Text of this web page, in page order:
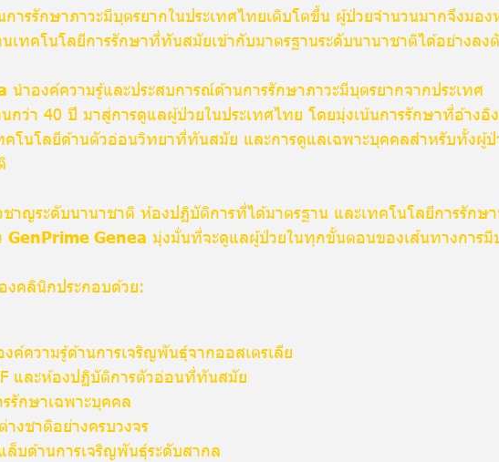
ารรักษาภาวะมีบุตรยากในประเทศไทยเติบโตขึ้น ผู้ป่วยจำนวนมากจึงมอง
เทคโนโลยีการรักษาที่ทันสมัยเข้ากับมาตรฐานระดับนานาชาติได้อย่างลง
นำองค์ความรู้และประสบการณ์ด้านการรักษาภาวะมีบุตรยากจากประเทศ
กว่า 40 ปี มาสู่การดูแลผู้ป่วยในประเทศไทย โดยมุ่งเน้นการรักษาที่อ้างอิ
โนโลยีด้านตัวอ่อนวิทยาที่ทันสมัย และการดูแลเฉพาะบุคคลสำหรับทั้งผู้ป่
าญระดับนานาชาติ ห้องปฏิบัติการที่ได้มาตรฐาน และเทคโนโลยีการรักษ
GenPrime Genea มุ่งมั่นที่จะดูแลผู้ป่วยในทุกขั้นตอนของเส้นทางการมี
งคลินิกประกอบด้วย:
ค์ความรู้ด้านการเจริญพันธุ์จากออสเตรเลีย
และห้องปฏิบัติการตัวอ่อนที่ทันสมัย
รักษาเฉพาะบุคคล
งชาติอย่างครบวงจร
ล็บด้านการเจริญพันธุ์ระดับสากล